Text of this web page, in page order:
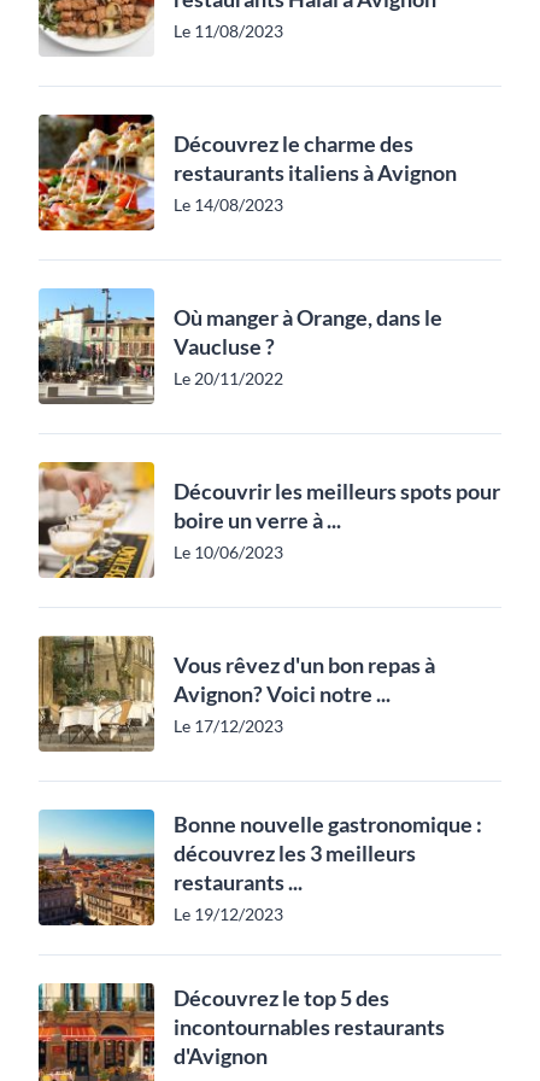
Le 11/08/2023
Découvrez le charme des
restaurants italiens à Avignon
Le 14/08/2023
Où manger à Orange, dans le
Vaucluse ?
Le 20/11/2022
Découvrir les meilleurs spots pour
boire un verre à ...
Le 10/06/2023
Vous rêvez d'un bon repas à
Avignon? Voici notre ...
Le 17/12/2023
Bonne nouvelle gastronomique :
découvrez les 3 meilleurs
restaurants ...
Le 19/12/2023
Découvrez le top 5 des
incontournables restaurants
d'Avignon